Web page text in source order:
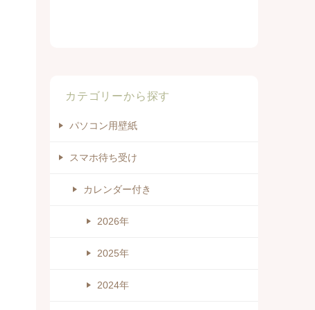
カテゴリーから探す
パソコン用壁紙
スマホ待ち受け
カレンダー付き
2026年
2025年
2024年